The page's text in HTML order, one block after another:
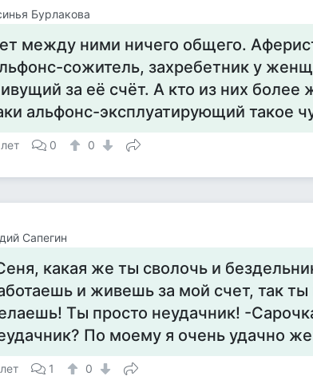
Бурлакова
между ними ничего общего.
сожитель, захребетник у
за её счёт. А кто из них более
альфонс-эксплуатирующий такое
0 0
Сапегин
какая же ты сволочь и
и живешь за мой счет, так
Ты просто неудачник! -
По моему я очень удачно
1 0